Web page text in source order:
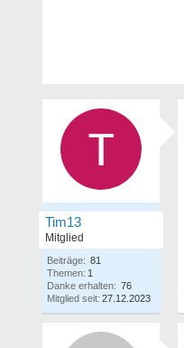
Tim13
Mitglied
Beiträge: 81
Themen: 1
Danke erhalten: 76
Mitglied seit: 27.12.2023